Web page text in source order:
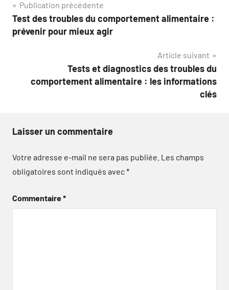
Navigation
de
Publication précédente
Test des troubles du comportement alimentaire :
prévenir pour mieux agir
Article suivant
Tests et diagnostics des troubles du
comportement alimentaire : les informations
clés
Laisser un commentaire
Votre adresse e-mail ne sera pas publiée. Les champs
obligatoires sont indiqués avec*
Commentaire*